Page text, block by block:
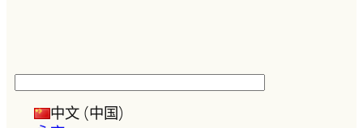
中文 (中国)